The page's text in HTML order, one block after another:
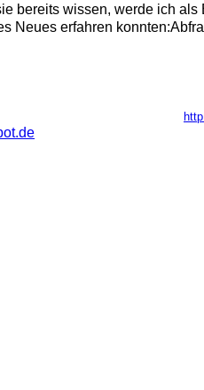
bereits wissen, werde ich
Neues erfahren